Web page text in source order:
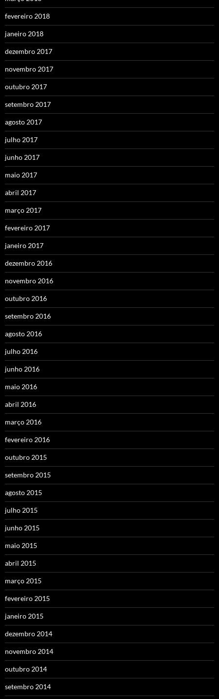
fevereiro 2018
janeiro 2018
dezembro 2017
novembro 2017
outubro 2017
setembro 2017
agosto 2017
julho 2017
junho 2017
maio 2017
abril 2017
março 2017
fevereiro 2017
janeiro 2017
dezembro 2016
novembro 2016
outubro 2016
setembro 2016
agosto 2016
julho 2016
junho 2016
maio 2016
abril 2016
março 2016
fevereiro 2016
outubro 2015
setembro 2015
agosto 2015
julho 2015
junho 2015
maio 2015
abril 2015
março 2015
fevereiro 2015
janeiro 2015
dezembro 2014
novembro 2014
outubro 2014
setembro 2014